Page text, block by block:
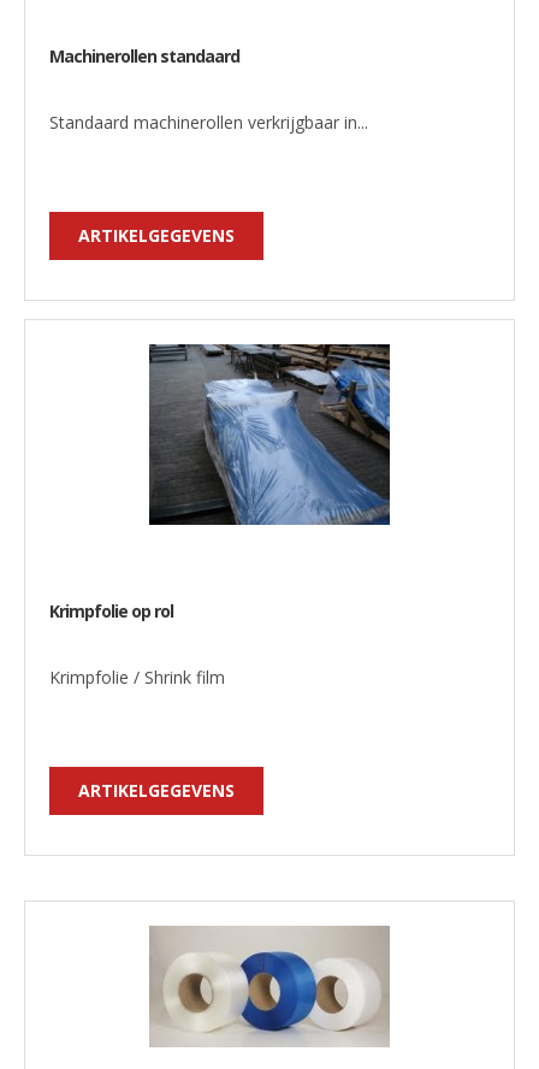
Machinerollen standaard
Standaard machinerollen verkrijgbaar in...
ARTIKELGEGEVENS
Krimpfolie op rol
Krimpfolie / Shrink film
ARTIKELGEGEVENS